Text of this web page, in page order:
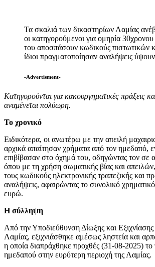
Τα σκαλιά των δικαστηρίων Λαμίας
οι κατηγορούμενοι για ομηρία
του αποσπάσουν κωδικούς πιστωτικών
ίδιοι πραγματοποίησαν αναλήψεις
-Advertisment-
Κατηγορούνται για κακουργηματικές πράξεις
αναμένεται πολύωρη.
Το χρονικό
Ειδικότερα, οι ανωτέρω με την απειλή
αρχικά απαίτησαν χρήματα από τον ημεδαπό,
επιβίβασαν στο όχημά του, οδηγώντας τον σε
όπου με τη χρήση σωματικής βίας και
τους κωδικούς ηλεκτρονικής τραπεζικής και
αναλήψεις, αφαιρώντας το συνολικό
ευρώ.
Η σύλληψη
Από την Υποδιεύθυνση Δίωξης και
Λαμίας, εξιχνιάσθηκε αμέσως ληστεία και
η οποία διαπράχθηκε προχθές (31-08-2025)
ημεδαπού στην ευρύτερη περιοχή της Λαμίας.